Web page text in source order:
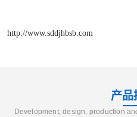
http://www.sddjhbsb.com
产品
Development, design, production